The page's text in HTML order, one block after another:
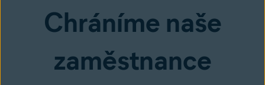
Chráníme naše
zaměstnance